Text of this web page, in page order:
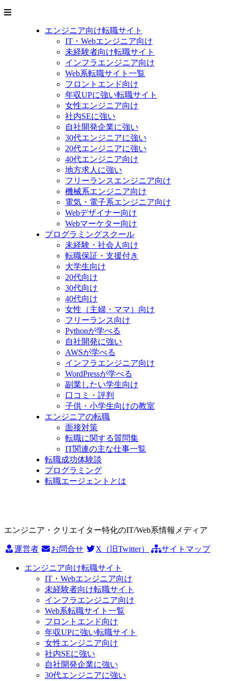
エンジニア向け転職サイト
IT・Webエンジニア向け
未経験者向け転職サイト
インフラエンジニア向け
Web系転職サイト一覧
フロントエンド向け
年収UPに強い転職サイト
女性エンジニア向け
社内SEに強い
自社開発企業に強い
30代エンジニアに強い
20代エンジニアに強い
40代エンジニア向け
地方求人に強い
フリーランスエンジニア向け
機械系エンジニア向け
電気・電子系エンジニア向け
Webデザイナー向け
Webマーケター向け
プログラミングスクール
未経験・社会人向け
転職保証・支援付き
大学生向け
20代向け
30代向け
40代向け
女性（主婦・ママ）向け
フリーランス向け
Pythonが学べる
自社開発に強い
AWSが学べる
インフラエンジニア向け
WordPressが学べる
副業したい学生向け
口コミ・評判
子供・小学生向けの教室
エンジニアの転職
面接対策
転職に関する質問集
IT関連の主な仕事一覧
転職成功体験談
プログラミング
転職エージェントとは
エンジニア・クリエイター特化のIT/Web系情報メディア
運営者 お問合せ X（旧Twitter） サイトマップ
エンジニア向け転職サイト
IT・Webエンジニア向け
未経験者向け転職サイト
インフラエンジニア向け
Web系転職サイト一覧
フロントエンド向け
年収UPに強い転職サイト
女性エンジニア向け
社内SEに強い
自社開発企業に強い
30代エンジニアに強い